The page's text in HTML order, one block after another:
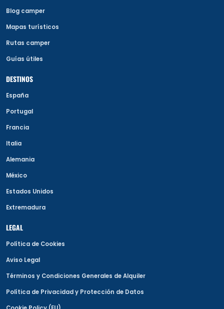
Blog camper
Mapas turísticos
Rutas camper
Guías útiles
DESTINOS
España
Portugal
Francia
Italia
Alemania
México
Estados Unidos
Extremadura
LEGAL
Política de Cookies
Aviso Legal
Términos y Condiciones Generales de Alquiler
Política de Privacidad y Protección de Datos